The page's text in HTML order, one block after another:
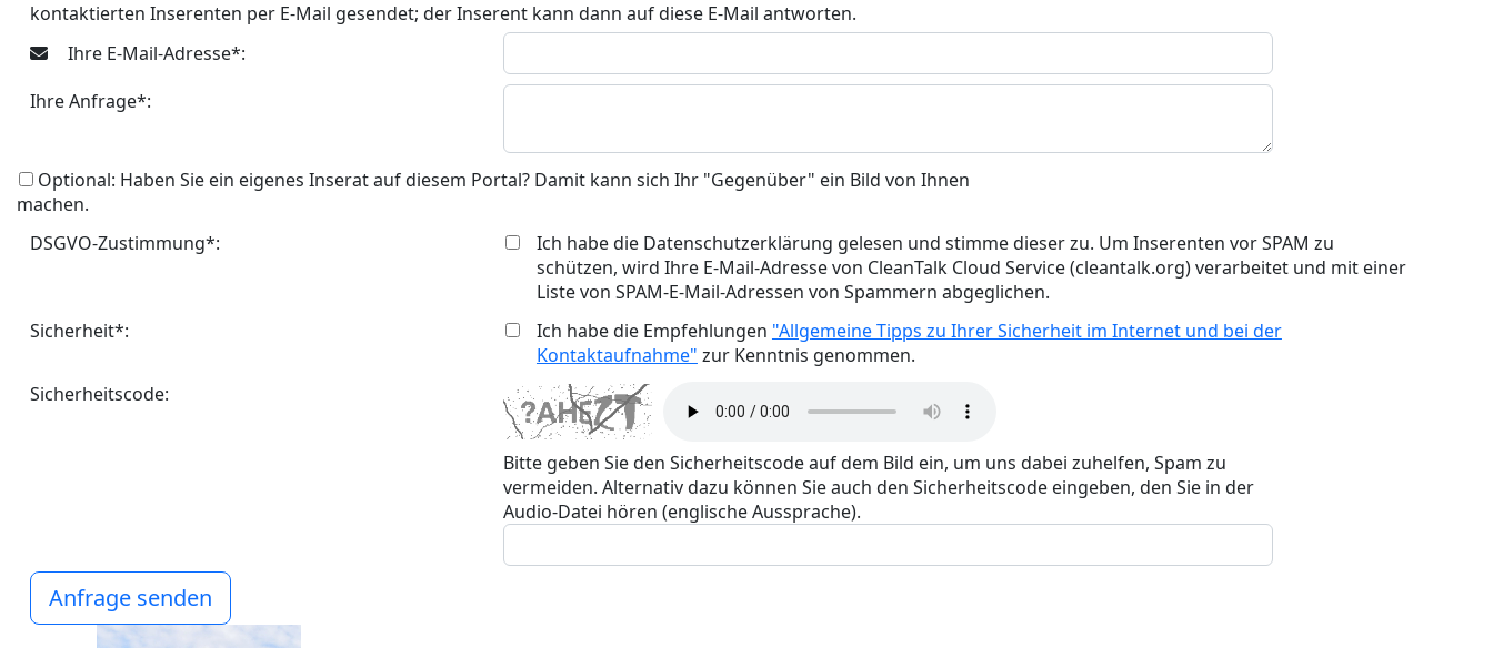
kontaktierten Inserenten per E-Mail gesendet; der Inserent kann dann auf diese E-Mail antworten.
Ihre E-Mail-Adresse*:
Ihre Anfrage*:
Optional: Haben Sie ein eigenes Inserat auf diesem Portal? Damit kann sich Ihr "Gegenüber" ein Bild von Ihnen
machen.
DSGVO-Zustimmung*:
Ich habe die Datenschutzerklärung gelesen und stimme dieser zu. Um Inserenten vor SPAM zu
schützen, wird Ihre E-Mail-Adresse von CleanTalk Cloud Service (cleantalk.org) verarbeitet und mit einer
Liste von SPAM-E-Mail-Adressen von Spammern abgeglichen.
Sicherheit*:
Ich habe die Empfehlungen "Allgemeine Tipps zu Ihrer Sicherheit im Internet und bei der
Kontaktaufnahme" zur Kenntnis genommen.
Sicherheitscode:
Bitte geben Sie den Sicherheitscode auf dem Bild ein, um uns dabei zuhelfen, Spam zu
vermeiden. Alternativ dazu können Sie auch den Sicherheitscode eingeben, den Sie in der
Audio-Datei hören (englische Aussprache).
Anfrage senden